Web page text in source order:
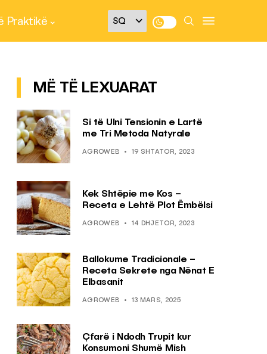
Praktikë
MË TË LEXUARAT
Si të Ulni Tensionin e Lartë
me Tri Metoda Natyrale
AGROWEB 19 SHTATOR, 2023
Kek Shtëpie me Kos –
Receta e Lehtë Plot Ëmbëlsi
AGROWEB 14 DHJETOR, 2023
Ballokume Tradicionale –
Receta Sekrete nga Nënat E
Elbasanit
AGROWEB 13 MARS, 2025
Çfarë i Ndodh Trupit kur
Konsumoni Shumë Mish